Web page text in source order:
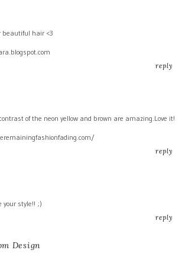
beautiful hair <3
reply
of the neon yellow and brown are amazing.Love it!
reply
your style!! ;)
reply
Design